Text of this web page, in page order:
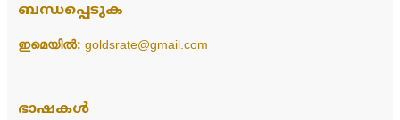
ബന്ധപ്പെടുക
ഇമെയിൽ: goldsrate@gmail.com
ഭാഷകൾ